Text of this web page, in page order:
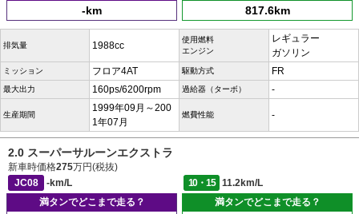
-km 817.6km
排気量 1988cc
使用燃料
エンジン
レギュラー
ガソリン
ミッション フロア4AT 駆動方式 FR
最大出力 160ps/6200rpm 過給器（ターボ） -
生産期間
1999年09月～200
1年07月
燃費性能 -
2.0 スーパーサルーンエクストラ
新車時価格275万円(税抜)
JC08
-km/L 10・15
11.2km/L
満タンでどこまで走る？
満タンでどこまで走る？